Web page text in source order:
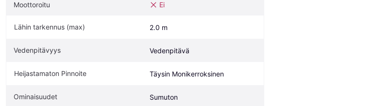
Moottoroitu Ei
Lähin tarkennus (max) 2.0 m
Vedenpitävyys Vedenpitävä
Heijastamaton Pinnoite Täysin Monikerroksinen
Ominaisuudet Sumuton